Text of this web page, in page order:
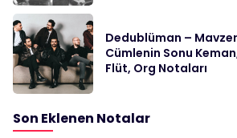
Dedublüman –
Cümlenin Sonu
Flüt, Org Notaları
Son Eklenen Notalar